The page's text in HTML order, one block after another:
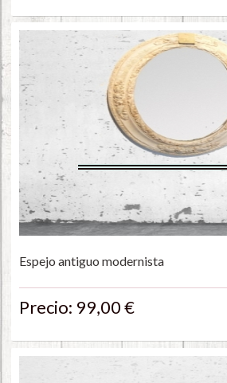
Espejo antiguo modernista
Precio: 99,00 €